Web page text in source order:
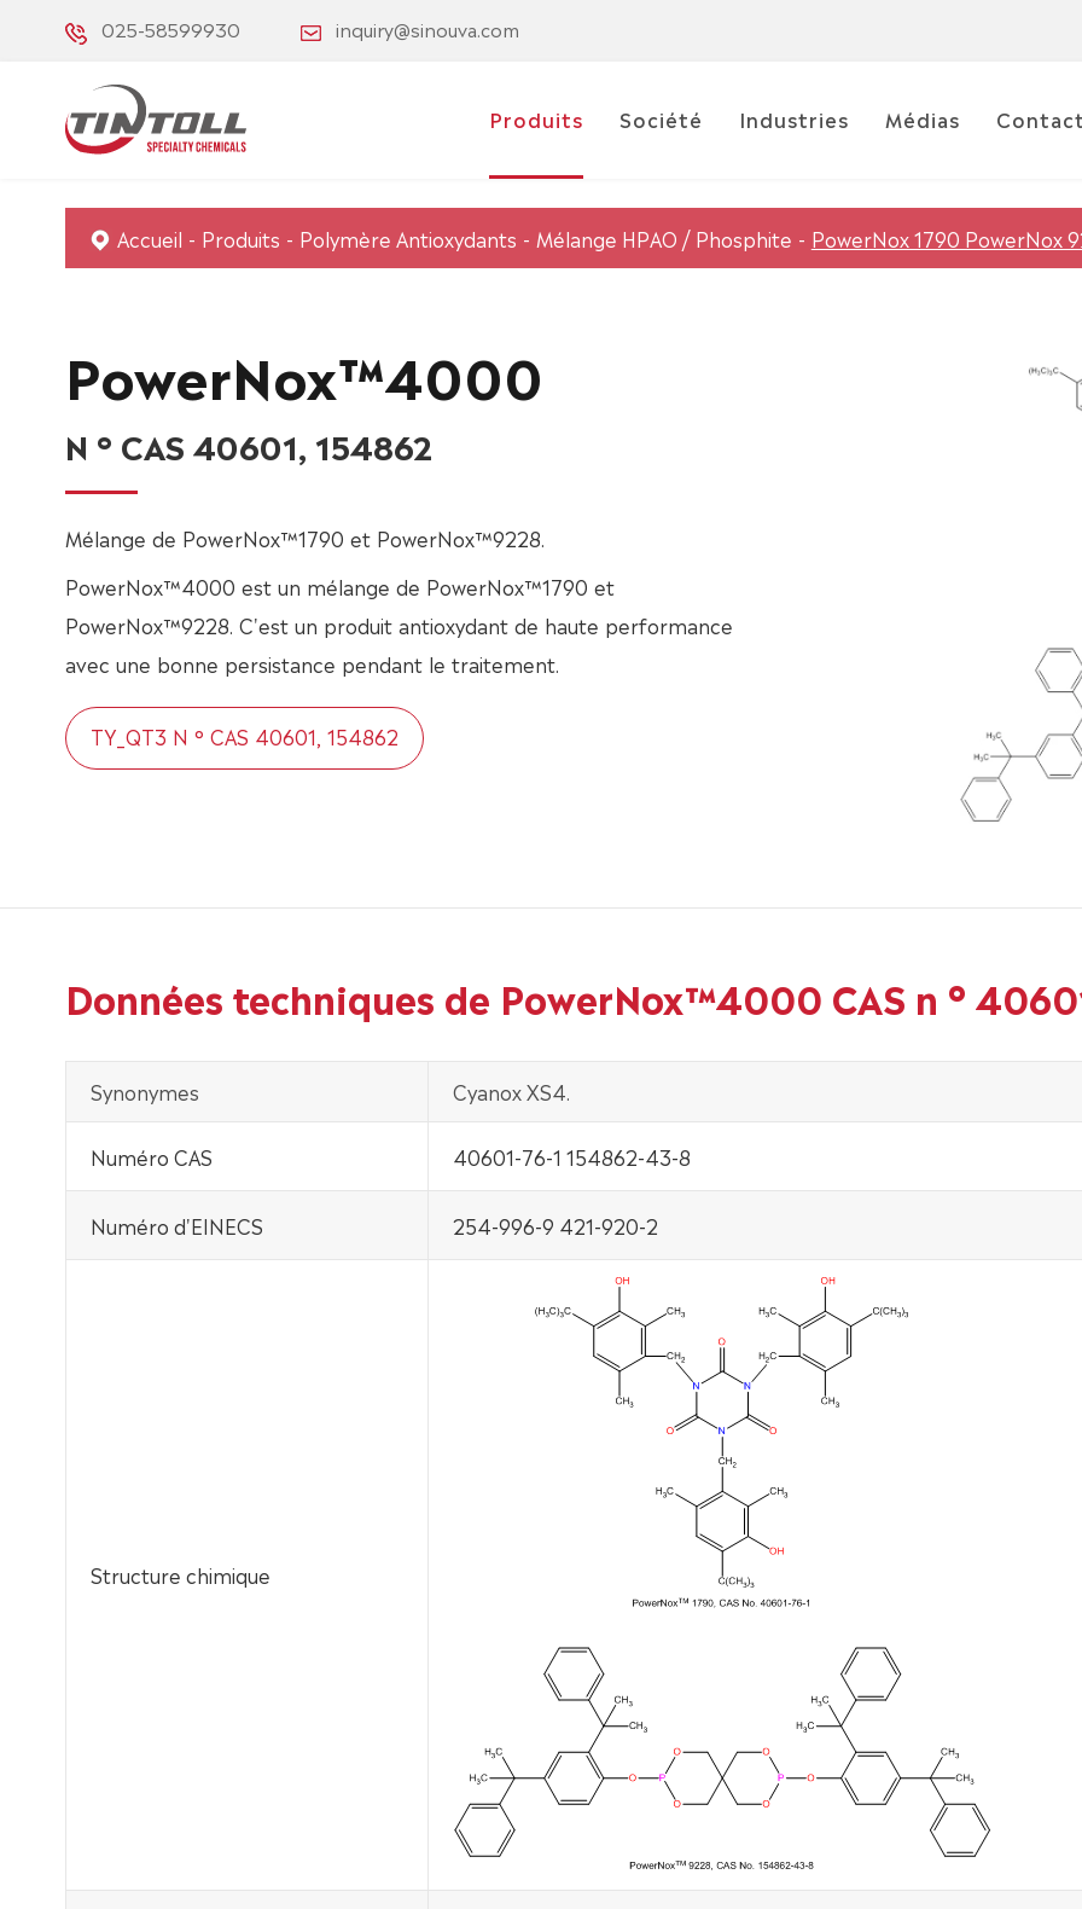
025-58599930 inquiry@sinouva.com
Produits Société Industries Médias
Accueil Produits Polymère Antioxydants Mélange HPAO / Phosphite PowerNox 1790 PowerNox
PowerNox™4000
N ° CAS 40601, 154862
Mélange de PowerNox™1790 et PowerNox™9228.
PowerNox™4000 est un mélange de PowerNox™1790 et
PowerNox™9228. C'est un produit antioxydant de haute performance
avec une bonne persistance pendant le traitement.
TY_QT3 N ° CAS 40601, 154862
Données techniques de PowerNox™4000 CAS n °
Synonymes Cyanox XS4.
Numéro CAS 40601-76-1 154862-43-8
Numéro d'EINECS 254-996-9 421-920-2
Structure chimique